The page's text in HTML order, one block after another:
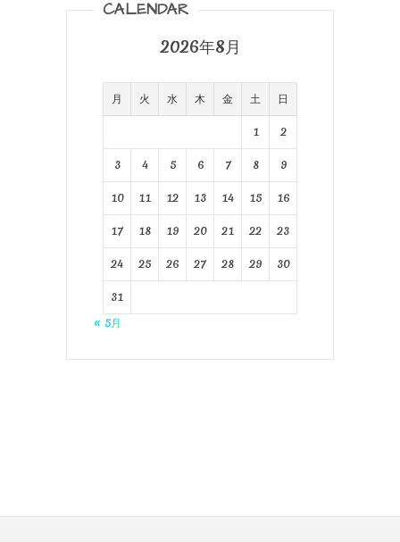
CALENDAR
2026年8月
月 火 水 木 金 土 日
1 2
3 4 5 6 7 8 9
10 11 12 13 14 15 16
17 18 19 20 21 22 23
24 25 26 27 28 29 30
31
« 5月